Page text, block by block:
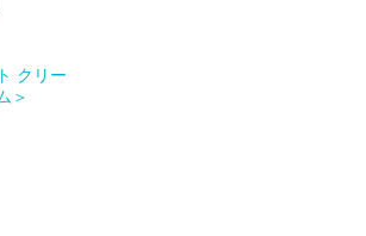
クリー
＞